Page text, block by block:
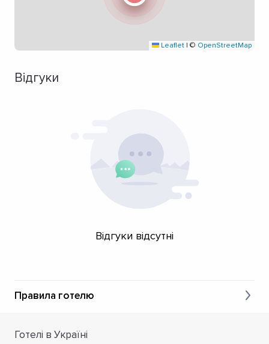
Leaflet | © OpenStreetMap
Відгуки
Відгуки відсутні
Правила готелю
Готелі в Україні